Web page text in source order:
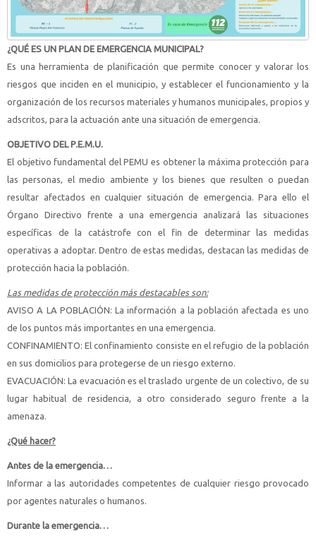
¿QUÉ ES UN PLAN DE EMERGENCIA MUNICIPAL?
Es una herramienta de planificación que permite conocer y valorar los
riesgos que inciden en el municipio, y establecer el funcionamiento y la
organización de los recursos materiales y humanos municipales, propios y
adscritos, para la actuación ante una situación de emergencia.
OBJETIVO DEL P.E.M.U.
El objetivo fundamental del PEMU es obtener la máxima protección para
las personas, el medio ambiente y los bienes que resulten o puedan
resultar afectados en cualquier situación de emergencia. Para ello el
Órgano Directivo frente a una emergencia analizará las situaciones
específicas de la catástrofe con el fin de determinar las medidas
operativas a adoptar. Dentro de estas medidas, destacan las medidas de
protección hacia la población.
Las medidas de protección más destacables son:
AVISO A LA POBLACIÓN: La información a la población afectada es uno
de los puntos más importantes en una emergencia.
CONFINAMIENTO: El confinamiento consiste en el refugio de la población
en sus domicilios para protegerse de un riesgo externo.
EVACUACIÓN: La evacuación es el traslado urgente de un colectivo, de su
lugar habitual de residencia, a otro considerado seguro frente a la
amenaza.
¿Qué hacer?
Antes de la emergencia…
Informar a las autoridades competentes de cualquier riesgo provocado
por agentes naturales o humanos.
Durante la emergencia…